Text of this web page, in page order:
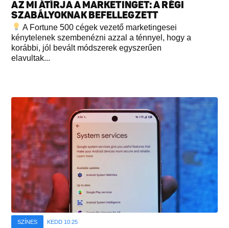
AZ MI ÁTÍRJA A MARKETINGET: A RÉGI
SZABÁLYOKNAK BEFELLEGZETT
A Fortune 500 cégek vezető marketingesei
kénytelenek szembenézni azzal a ténnyel, hogy a
korábbi, jól bevált módszerek egyszerűen
elavultak...
SZÍNES KEDD 10:25